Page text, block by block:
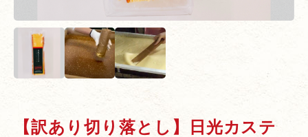
【訳あり切り落とし】日光カステ